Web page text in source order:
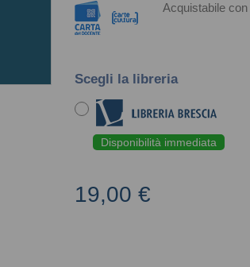
Acquistabile con
Scegli la libreria
Disponibilità immediata
19,00 €